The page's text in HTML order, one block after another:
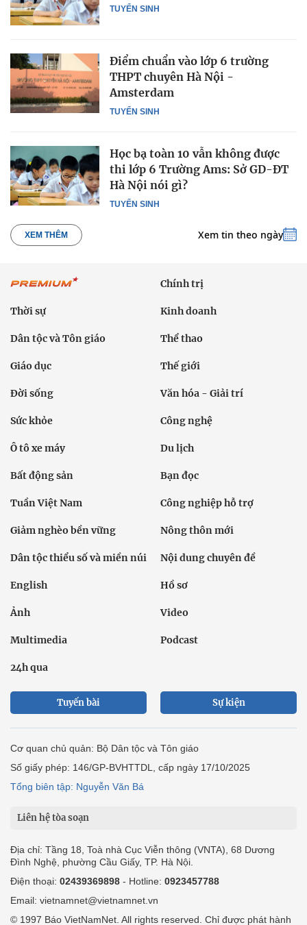
TUYỂN SINH
TUYỂN SINH
Điểm chuẩn vào lớp 6 trường
THPT chuyên Hà Nội -
Amsterdam
TUYỂN SINH
Học bạ toàn 10 vẫn không được
thi lớp 6 Trường Ams: Sở GD-ĐT
Hà Nội nói gì?
XEM THÊM Xem tin theo ngày
Chính trị
Thời sự Kinh doanh
Dân tộc và Tôn giáo Thể thao
Giáo dục Thế giới
Đời sống Văn hóa - Giải trí
Sức khỏe Công nghệ
Ô tô xe máy Du lịch
Bất động sản Bạn đọc
Tuần Việt Nam Công nghiệp hỗ trợ
Giảm nghèo bền vững Nông thôn mới
Dân tộc thiểu số và miền núi Nội dung chuyên đề
English Hồ sơ
Ảnh Video
Multimedia Podcast
24h qua
Tuyến bài Sự kiện
Cơ quan chủ quản: Bộ Dân tộc và Tôn giáo
Số giấy phép: 146/GP-BVHTTDL, cấp ngày 17/10/2025
Tổng biên tập: Nguyễn Văn Bá
Liên hệ tòa soạn
Địa chỉ: Tầng 18, Toà nhà Cục Viễn thông (VNTA), 68 Dương
Đình Nghệ, phường Cầu Giấy, TP. Hà Nội.
Điện thoại: 02439369898 - Hotline: 0923457788
Email: vietnamnet@vietnamnet.vn
© 1997 Báo VietNamNet. All rights reserved. Chỉ được phát hành